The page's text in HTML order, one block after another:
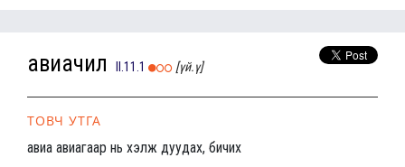
авиачил II.11.1 [үй.ү]
ТОВЧ УТГА
авиа авиагаар нь хэлж дуудах, бичих